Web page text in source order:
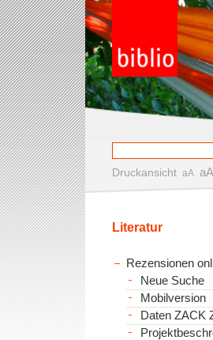
Druckansicht aA aA
Literatur
Rezensionen
Neue Suche
Mobilversion
Daten ZACK